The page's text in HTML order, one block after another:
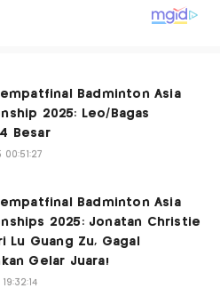
Badminton Asia
2025: Leo/Bagas
Besar
00:51:27
Badminton Asia
2025: Jonatan Christie
Lu Guang Zu, Gagal
Gelar Juara!